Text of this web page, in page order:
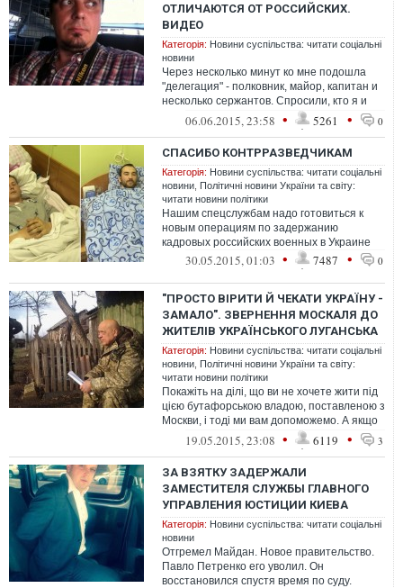
ОТЛИЧАЮТСЯ ОТ РОССИЙСКИХ.
ВИДЕО
Категорія: Новини суспільства: читати соціальні
новини
Через несколько минут ко мне подошла
"делегация" - полковник, майор, капитан и
несколько сержантов. Спросили, кто я и
потребовали предъявить документы
06.06.2015, 23:58 • 5261 • 0
СПАСИБО КОНТРРАЗВЕДЧИКАМ
Категорія: Новини суспільства: читати соціальні
новини Політичні новини України та світу:
читати новини політики
Нашим спецслужбам надо готовиться к
новым операциям по задержанию
кадровых российских военных в Украине
30.05.2015, 01:03 • 7487 • 0
"ПРОСТО ВІРИТИ Й ЧЕКАТИ УКРАЇНУ -
ЗАМАЛО". ЗВЕРНЕННЯ МОСКАЛЯ ДО
ЖИТЕЛІВ УКРАЇНСЬКОГО ЛУГАНСЬКА
Категорія: Новини суспільства: читати соціальні
новини Політичні новини України та світу:
читати новини політики
Покажіть на ділі, що ви не хочете жити під
цією бутафорською владою, поставленою з
Москви, і тоді ми вам допоможемо. А якщо
й далі будете обурюватися ...
19.05.2015, 23:08 • 6119 • 3
ЗА ВЗЯТКУ ЗАДЕРЖАЛИ
ЗАМЕСТИТЕЛЯ СЛУЖБЫ ГЛАВНОГО
УПРАВЛЕНИЯ ЮСТИЦИИ КИЕВА
Категорія: Новини суспільства: читати соціальні
новини
Отгремел Майдан. Новое правительство.
Павло Петренко его уволил. Он
восстановился спустя время по суду.